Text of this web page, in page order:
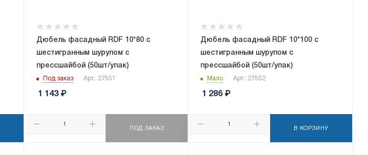
Дюбель фасадный RDF 10*80 с
шестигранным шурупом с
прессшайбой (50шт/упак)
Под заказ Арт.: 27551
1 143₽
ПОД ЗАКАЗ
Дюбель фасадный RDF 10*100 с
шестигранным шурупом с
прессшайбой (50шт/упак)
Мало Арт.: 27552
1 286₽
В КОРЗИНУ